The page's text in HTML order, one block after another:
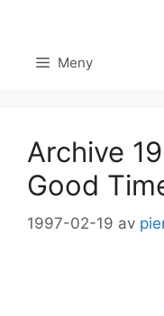
innehåll Meny
Archive
Good
1997-02-19 av